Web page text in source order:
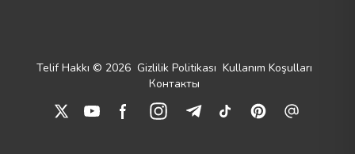
Telif Hakkı © 2026 Gizlilik Politikası Kullanım Koşulları
Контакты